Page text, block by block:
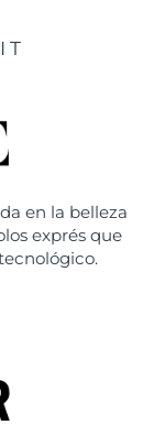
en la belleza
exprés que